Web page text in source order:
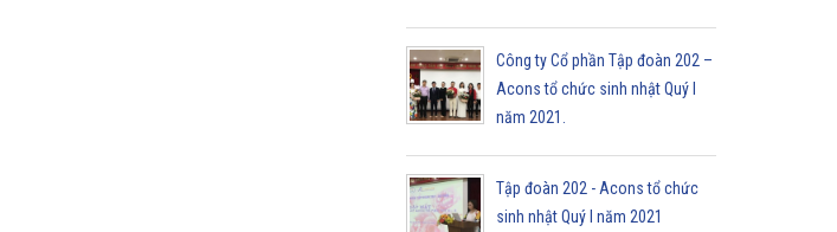
Công ty Cổ phần Tập đoàn 202 –
Acons tổ chức sinh nhật Quý I
năm 2021.
Tập đoàn 202 - Acons tổ chức
sinh nhật Quý I năm 2021